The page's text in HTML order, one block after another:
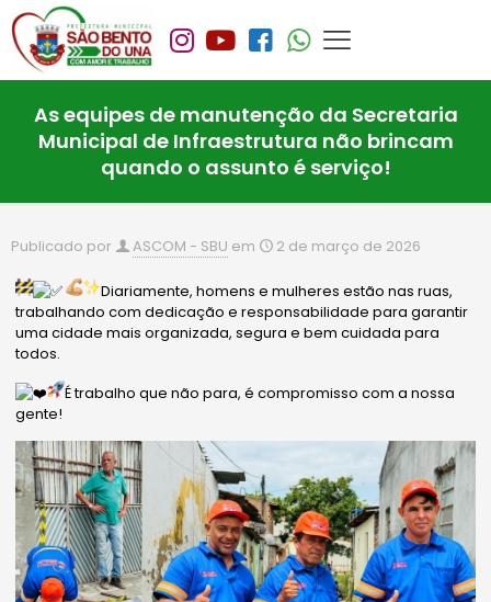
As equipes de manutenção da Secretaria
Municipal de Infraestrutura não brincam
quando o assunto é serviço!
Publicado por ASCOM - SBU em 2 de março de 2026
Diariamente, homens e mulheres estão nas ruas,
trabalhando com dedicação e responsabilidade para garantir
uma cidade mais organizada, segura e bem cuidada para
todos.
É trabalho que não para, é compromisso com a nossa
gente!